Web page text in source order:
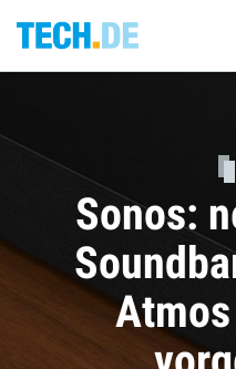
Sophie